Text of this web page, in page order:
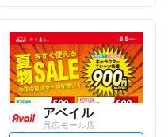
l
o
w
アベイル
呉広モール店